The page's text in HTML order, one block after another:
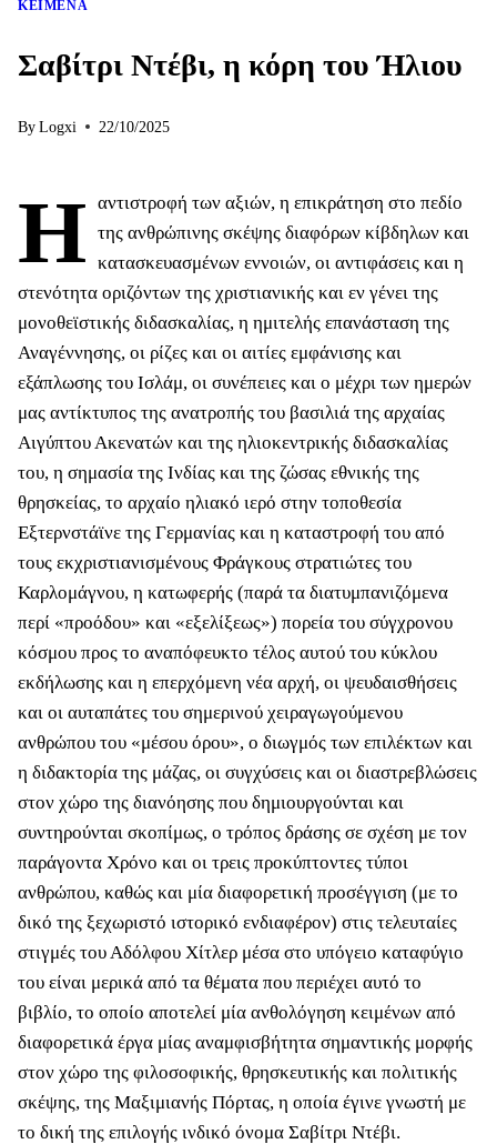
ΚΕΊΜΕΝΑ
Σαβίτρι Ντέβι, η κόρη του Ήλιου
By Logxi 22/10/2025
Η αντιστροφή των αξιών, η επικράτηση στο πεδίο
της ανθρώπινης σκέψης διαφόρων κίβδηλων και
κατασκευασμένων εννοιών, οι αντιφάσεις και η
στενότητα οριζόντων της χριστιανικής και εν γένει της
μονοθεϊστικής διδασκαλίας, η ημιτελής επανάσταση της
Αναγέννησης, οι ρίζες και οι αιτίες εμφάνισης και
εξάπλωσης του Ισλάμ, οι συνέπειες και ο μέχρι των ημερών
μας αντίκτυπος της ανατροπής του βασιλιά της αρχαίας
Αιγύπτου Ακενατών και της ηλιοκεντρικής διδασκαλίας
του, η σημασία της Ινδίας και της ζώσας εθνικής της
θρησκείας, το αρχαίο ηλιακό ιερό στην τοποθεσία
Εξτερνστάϊνε της Γερμανίας και η καταστροφή του από
τους εκχριστιανισμένους Φράγκους στρατιώτες του
Καρλομάγνου, η κατωφερής (παρά τα διατυμπανιζόμενα
περί «προόδου» και «εξελίξεως») πορεία του σύγχρονου
κόσμου προς το αναπόφευκτο τέλος αυτού του κύκλου
εκδήλωσης και η επερχόμενη νέα αρχή, οι ψευδαισθήσεις
και οι αυταπάτες του σημερινού χειραγωγούμενου
ανθρώπου του «μέσου όρου», ο διωγμός των επιλέκτων και
η διδακτορία της μάζας, οι συγχύσεις και οι διαστρεβλώσεις
στον χώρο της διανόησης που δημιουργούνται και
συντηρούνται σκοπίμως, ο τρόπος δράσης σε σχέση με τον
παράγοντα Χρόνο και οι τρεις προκύπτοντες τύποι
ανθρώπου, καθώς και μία διαφορετική προσέγγιση (με το
δικό της ξεχωριστό ιστορικό ενδιαφέρον) στις τελευταίες
στιγμές του Αδόλφου Χίτλερ μέσα στο υπόγειο καταφύγιο
του είναι μερικά από τα θέματα που περιέχει αυτό το
βιβλίο, το οποίο αποτελεί μία ανθολόγηση κειμένων από
διαφορετικά έργα μίας αναμφισβήτητα σημαντικής μορφής
στον χώρο της φιλοσοφικής, θρησκευτικής και πολιτικής
σκέψης, της Μαξιμιανής Πόρτας, η οποία έγινε γνωστή με
το δική της επιλογής ινδικό όνομα Σαβίτρι Ντέβι.